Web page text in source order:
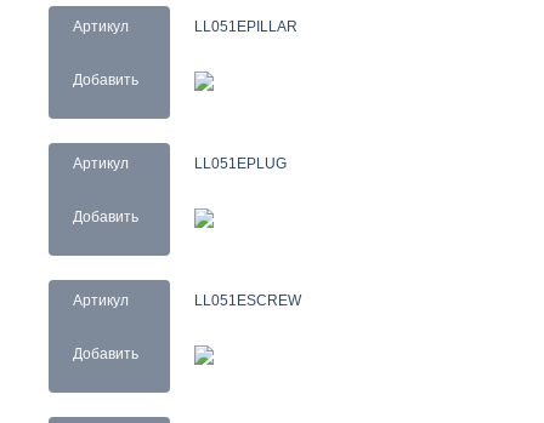
Артикул
Добавить
LL051EPILLAR
Артикул
Добавить
LL051EPLUG
Артикул
Добавить
LL051ESCREW